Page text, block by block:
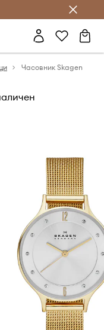
Часовник Skagen